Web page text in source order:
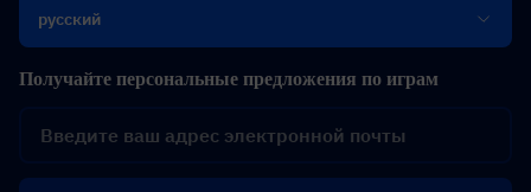
русский
Получайте персональные предложения по играм